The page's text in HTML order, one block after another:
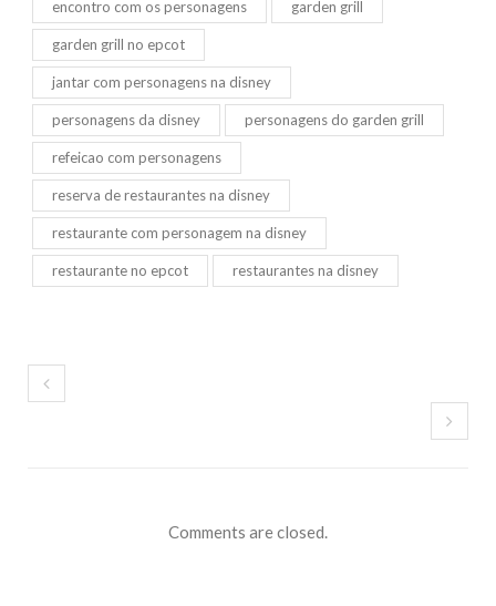
encontro com os personagens garden grill
garden grill no epcot
jantar com personagens na disney
personagens da disney personagens do garden grill
refeicao com personagens
reserva de restaurantes na disney
restaurante com personagem na disney
restaurante no epcot restaurantes na disney
Comments are closed.